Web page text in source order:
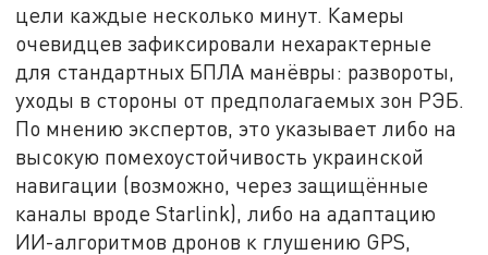
цели каждые несколько минут. Камеры
очевидцев зафиксировали нехарактерные
для стандартных БПЛА манёвры: развороты,
уходы в стороны от предполагаемых зон РЭБ.
По мнению экспертов, это указывает либо на
высокую помехоустойчивость украинской
навигации (возможно, через защищённые
каналы вроде Starlink), либо на адаптацию
ИИ-алгоритмов дронов к глушению GPS,